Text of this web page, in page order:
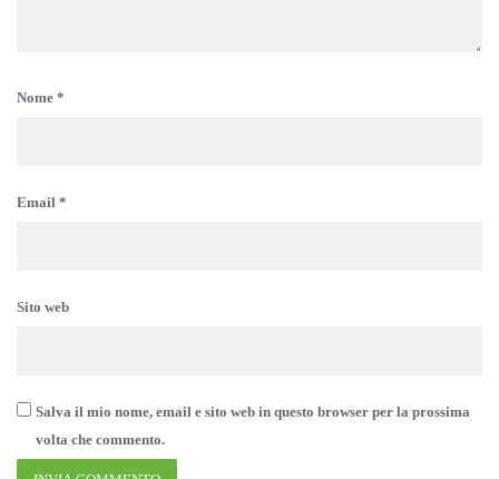
Nome *
Email *
Sito web
Salva il mio nome, email e sito web in questo browser per la prossima
volta che commento.